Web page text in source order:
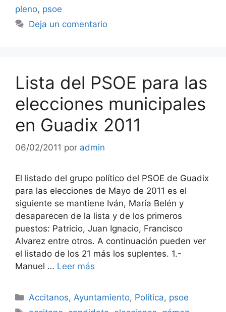
pleno, psoe
Deja un comentario
Lista del PSOE para las
elecciones municipales
en Guadix 2011
06/02/2011 por admin
El listado del grupo político del PSOE de Guadix
para las elecciones de Mayo de 2011 es el
siguiente se mantiene Iván, María Belén y
desaparecen de la lista y de los primeros
puestos: Patricio, Juan Ignacio, Francisco
Alvarez entre otros. A continuación pueden ver
el listado de los 21 más los suplentes. 1.-
Manuel … Leer más
Categorías
Accitanos, Ayuntamiento, Política, psoe